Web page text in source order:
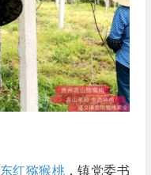
东红猕猴桃 ，镇党委书